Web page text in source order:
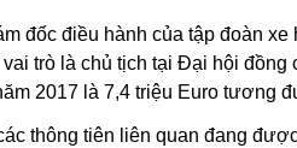
đốc điều hành của tập đoàn
trò là chủ tịch tại Đại hội
2017 là 7,4 triệu Euro tương
thông tiên liên quan đang